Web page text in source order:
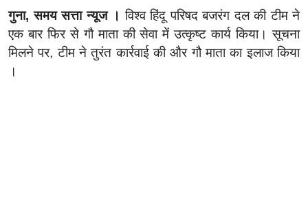
गुना, समय सत्ता न्यूज । विश्व हिंदू परिषद बजरंग दल की टीम ने
एक बार फिर से गौ माता की सेवा में उत्कृष्ट कार्य किया। सूचना
मिलने पर, टीम ने तुरंत कार्रवाई की और गौ माताका इलाज किया
।